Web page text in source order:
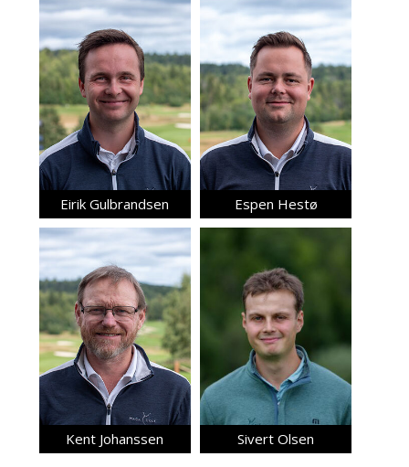
Eirik Gulbrandsen Espen Hestø
Kent Johanssen Sivert Olsen